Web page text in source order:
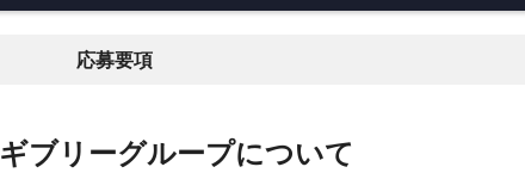
応募要項
ギブリーグループについて